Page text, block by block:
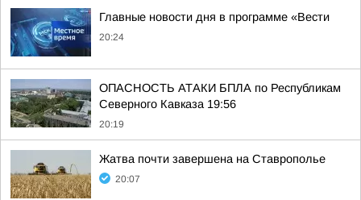
Главные новости дня в программе «Вести
20:24
ОПАСНОСТЬ АТАКИ БПЛА по Республикам
Северного Кавказа 19:56
20:19
Жатва почти завершена на Ставрополье
20:07